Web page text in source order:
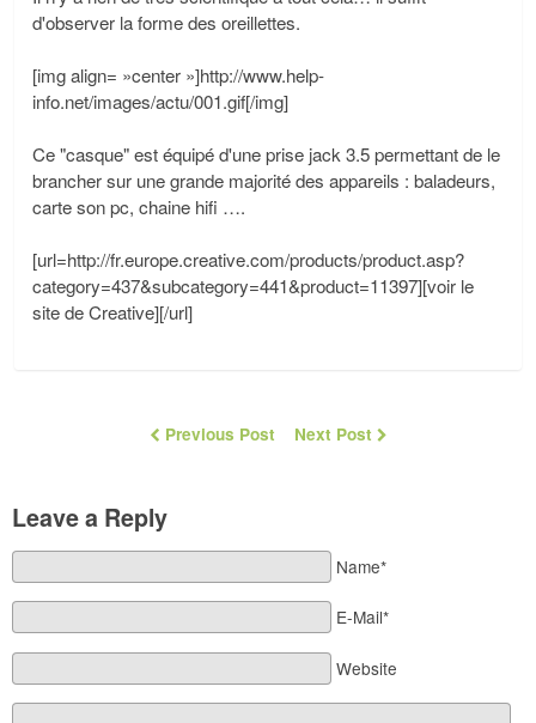
d'observer la forme des oreillettes.
[img align= »center »]http://www.help-
info.net/images/actu/001.gif[/img]
Ce "casque" est équipé d'une prise jack 3.5 permettant de le
brancher sur une grande majorité des appareils : baladeurs,
carte son pc, chaine hifi ….
[url=http://fr.europe.creative.com/products/product.asp?
category=437&subcategory=441&product=11397][voir le
site de Creative][/url]
Previous Post Next Post
Leave a Reply
Name*
E-Mail*
Website